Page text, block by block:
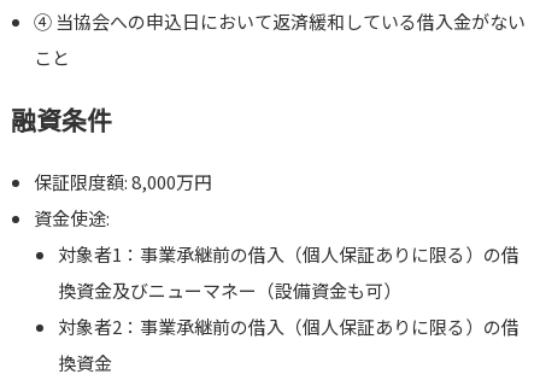
④ 当協会への申込日において返済緩和している借入金がない
こと
融資条件
保証限度額: 8,000万円
資金使途:
対象者1：事業承継前の借入（個人保証ありに限る）の借
換資金及びニューマネー（設備資金も可）
対象者2：事業承継前の借入（個人保証ありに限る）の借
換資金